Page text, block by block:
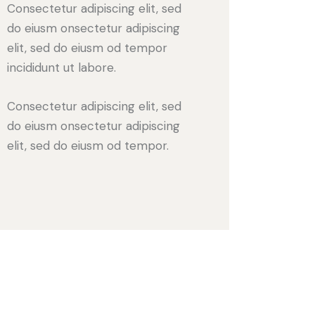
Consectetur adipiscing elit, sed
do eiusm onsectetur adipiscing
elit, sed do eiusm od tempor
incididunt ut labore.
Consectetur adipiscing elit, sed
do eiusm onsectetur adipiscing
elit, sed do eiusm od tempor.